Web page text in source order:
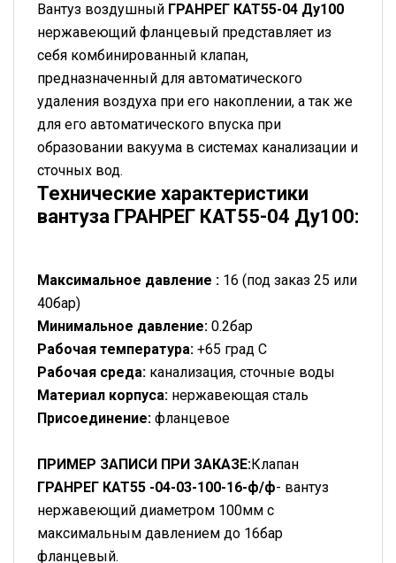
Вантуз воздушный ГРАНРЕГ КАТ55-04 Ду100
нержавеющий фланцевый представляет из
себя комбинированный клапан,
предназначенный для автоматического
удаления воздуха при его накоплении, а так же
для его автоматического впуска при
образовании вакуума в системах канализации и
сточных вод.
Технические характеристики
вантуза ГРАНРЕГ КАТ55-04 Ду100:
Максимальное давление : 16 (под заказ 25 или
40бар)
Минимальное давление: 0.2бар
Рабочая температура: +65 град С
Рабочая среда: канализация, сточные воды
Материал корпуса: нержавеющая сталь
Присоединение: фланцевое
ПРИМЕР ЗАПИСИ ПРИ ЗАКАЗЕ:Клапан
ГРАНРЕГ КАТ55 -04-03-100-16-ф/ф- вантуз
нержавеющий диаметром 100мм с
максимальным давлением до 16бар
фланцевый.